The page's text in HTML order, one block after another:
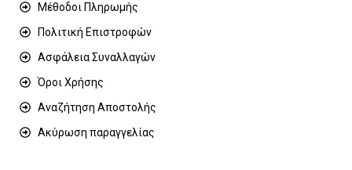
Μέθοδοι Πληρωμής
Πολιτική Επιστροφών
Ασφάλεια Συναλλαγών
Όροι Χρήσης
Αναζήτηση Αποστολής
Ακύρωση παραγγελίας